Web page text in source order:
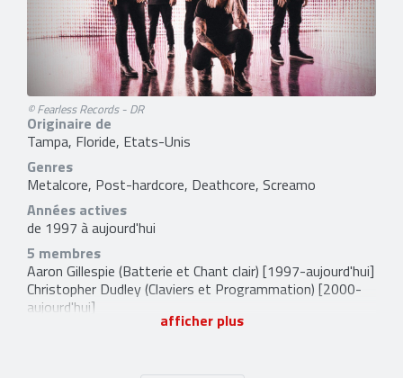
© Fearless Records - DR
Originaire de
Tampa, Floride, Etats-Unis
Genres
Metalcore, Post-hardcore, Deathcore, Screamo
Années actives
de 1997 à aujourd'hui
5 membres
Aaron Gillespie (Batterie et Chant clair) [1997-aujourd'hui]
Christopher Dudley(Claviers et Programmation) [2000-
aujourd'hui]
(Guitare) [2001-aujourd'hui]
afficher plus